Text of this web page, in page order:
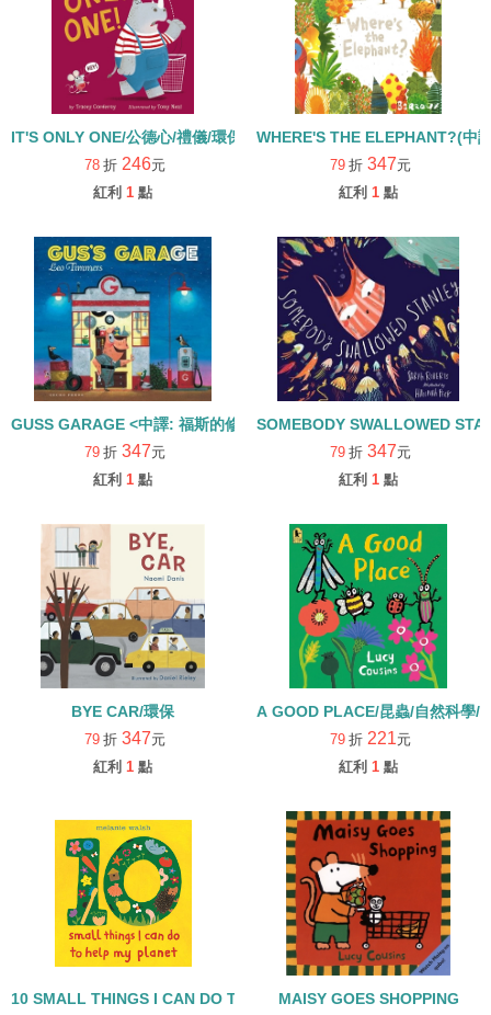
IT'S ONLY ONE/公德心/禮儀/環保 (115年度深耕閱讀入選書單)
78 折 246元
紅利 1 點
WHERE'S THE ELEPHANT?(中
79 折 347元
紅利 1 點
GUSS GARAGE <中譯: 福斯的修車廠>
79 折 347元
紅利 1 點
SOMEBODY SWALLOWED
79 折 347元
紅利 1 點
BYE CAR/環保
79 折 347元
紅利 1 點
A GOOD PLACE/昆蟲/自然科學/
79 折 221元
紅利 1 點
10 SMALL THINGS I CAN DO TO HELP MY PLANET/精裝
MAISY GOES SHOPPING